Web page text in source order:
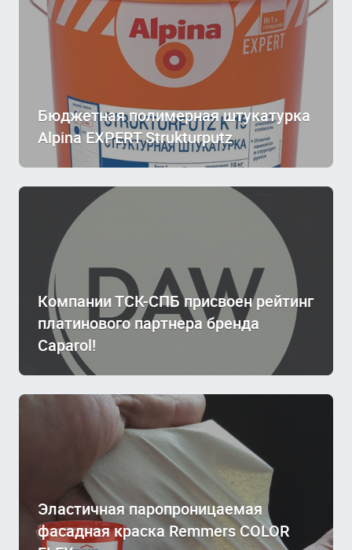
Бюджетная полимерная штукатурка
Alpina EXPERT Strukturputz
Компании ТСК-СПБ присвоен рейтинг
платинового партнера бренда
Caparol!
Эластичная паропроницаемая
фасадная краска Remmers COLOR